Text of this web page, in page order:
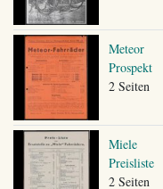
Meteor
Prospekt
2 Seiten
Miele
Preisliste
2 Seiten